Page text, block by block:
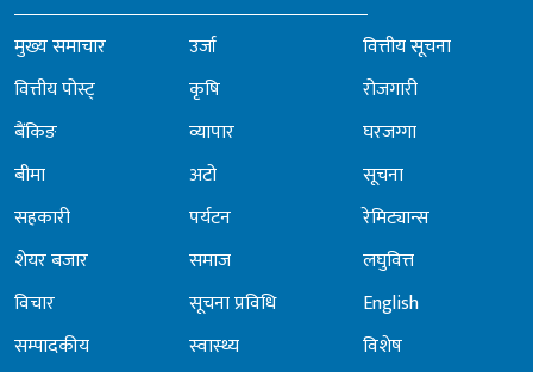
मुख्य समाचार
वित्तीय पोस्ट्
बैंकिङ
बीमा
सहकारी
शेयर बजार
विचार
सम्पादकीय
उर्जा
कृषि
व्यापार
अटो
पर्यटन
समाज
सूचना प्रविधि
स्वास्थ्य
वित्तीय सूचना
रोजगारी
घरजग्गा
सूचना
रेमिट्यान्स
लघुवित्त
English
विशेष